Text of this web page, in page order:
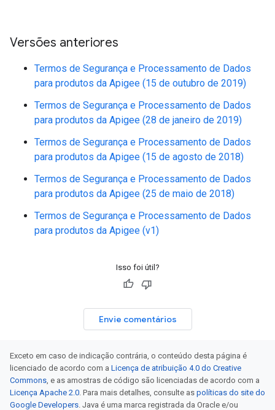
Versões anteriores
Termos de Segurança e Processamento de Dados
para produtos da Apigee (15 de outubro de 2019)
Termos de Segurança e Processamento de Dados
para produtos da Apigee (28 de janeiro de 2019)
Termos de Segurança e Processamento de Dados
para produtos da Apigee (15 de agosto de 2018)
Termos de Segurança e Processamento de Dados
para produtos da Apigee (25 de maio de 2018)
Termos de Segurança e Processamento de Dados
para produtos da Apigee (v1)
Isso foi útil?
Envie comentários
Exceto em caso de indicação contrária, o conteúdo desta página é
licenciado de acordo com a Licença de atribuição 4.0 do Creative
Commons , e as amostras de código são licenciadas de acordo com a
Licença Apache 2.0 . Para mais detalhes, consulte as políticas do site do
Google Developers . Java é uma marca registrada da Oracle e/ou